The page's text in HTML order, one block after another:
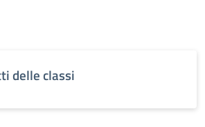
delle classi